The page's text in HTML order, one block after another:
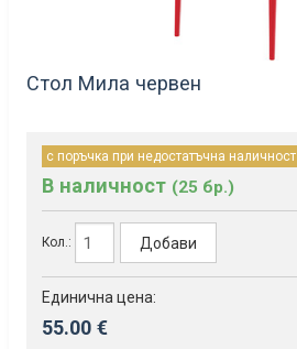
Стол Мила червен
с поръчка при недостатъчна наличност
В наличност (25 бр.)
Кол.: Добави
Единична цена:
55.00 €